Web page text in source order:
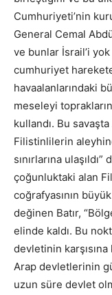
Cumhuriyeti’nin
General Cemal
ve bunlar İsrail’i
cumhuriyet harekete
havaalanlarındaki
meseleyi
kullandı. Bu
Filistinlilerin
sınırlarına
çoğunluktaki alan
coğrafyasının
değinen Batır,
elinde kaldı. Bu
devletinin
Arap devletlerinin
uzun süre devlet